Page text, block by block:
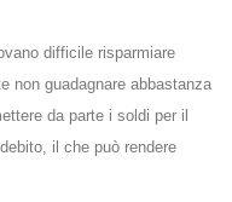
difficile risparmiare
non guadagnare abbastanza
da parte i soldi per il
il che può rendere